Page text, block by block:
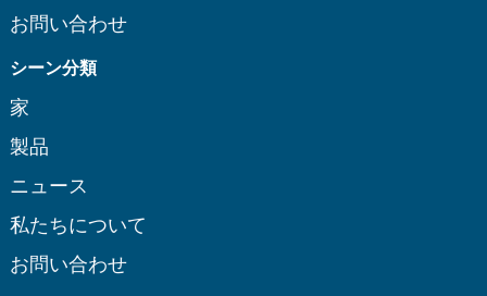
お問い合わせ
シーン分類
家
製品
ニュース
私たちについて
お問い合わせ